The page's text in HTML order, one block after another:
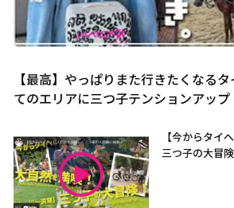
【最高】やっぱりまた行きたくなる
てのエリアに三つ子テンションアップ
【今からタイ
三つ子の大冒